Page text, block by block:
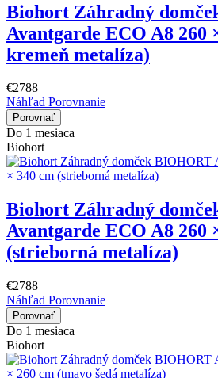
Biohort Záhradný
Avantgarde ECO A8 260
kremeň metalíza)
€2788
Náhľad Porovnanie
Porovnať
Do 1 mesiaca
Biohort
Biohort Záhradný
Avantgarde ECO A8 260
(strieborná metalíza)
€2788
Náhľad Porovnanie
Porovnať
Do 1 mesiaca
Biohort